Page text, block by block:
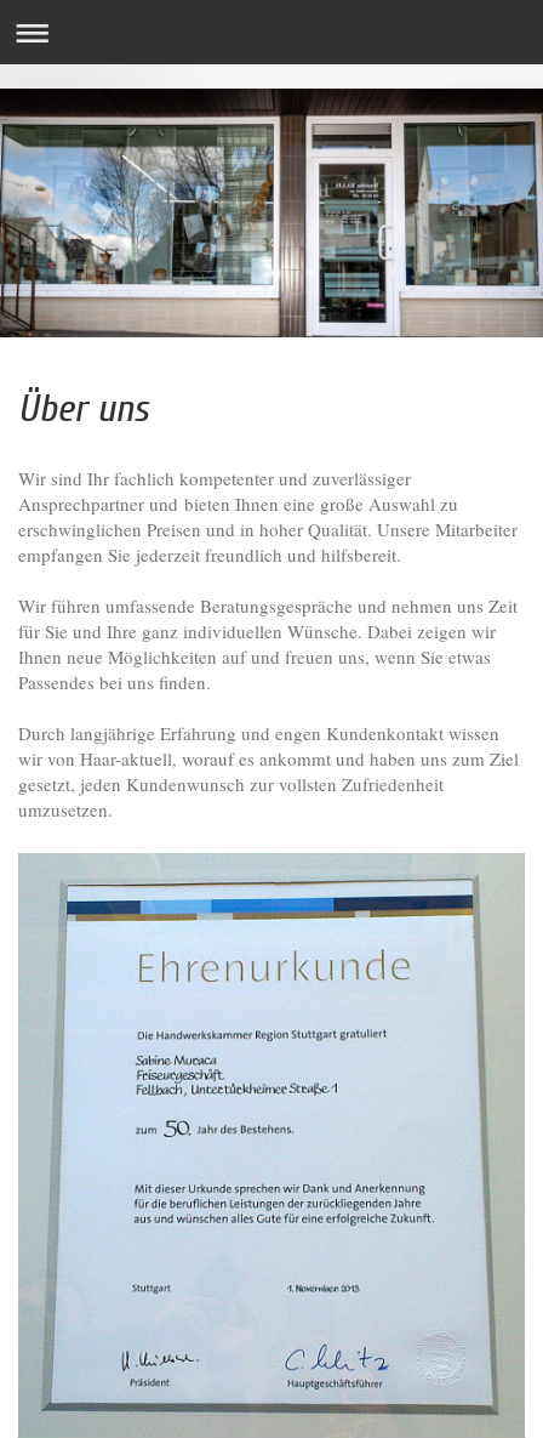
Über uns
Wir sind Ihr fachlich kompetenter und zuverlässiger
Ansprechpartner und bieten Ihnen eine große Auswahl zu
erschwinglichen Preisen und in hoher Qualität. Unsere Mitarbeiter
empfangen Sie jederzeit freundlich und hilfsbereit.
Wir führen umfassende Beratungsgespräche und nehmen uns Zeit
für Sie und Ihre ganz individuellen Wünsche. Dabei zeigen wir
Ihnen neue Möglichkeiten auf und freuen uns, wenn Sie etwas
Passendes bei uns finden.
Durch langjährige Erfahrung und engen Kundenkontakt wissen
wir von Haar-aktuell, worauf es ankommt und haben uns zum Ziel
gesetzt, jeden Kundenwunsch zur vollsten Zufriedenheit
umzusetzen.